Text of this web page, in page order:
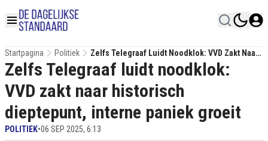
Startpagina Politiek
Zelfs Telegraaf Luidt Noodklok: VVD Zakt Naar
Historisch Dieptepunt, Interne Paniek Groeit
Zelfs Telegraaf luidt noodklok:
VVD zakt naar historisch
dieptepunt, interne paniek groeit
POLITIEK•06 SEP 2025, 6:13